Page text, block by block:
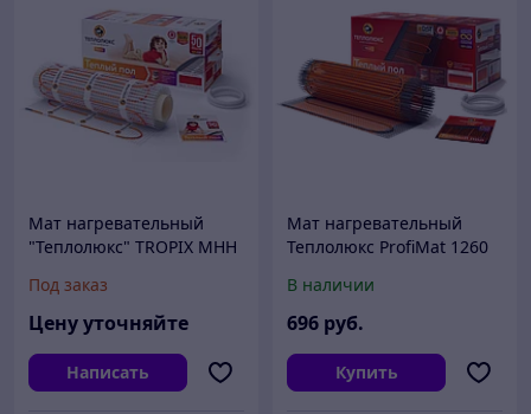
Мат нагревательный
"Теплолюкс" TROPIX МНН
Под заказ
Цену уточняйте
Написать
Мат нагревательный
Теплолюкс ProfiMat 1260
двухжильный, Россия
В наличии
696 руб.
Купить